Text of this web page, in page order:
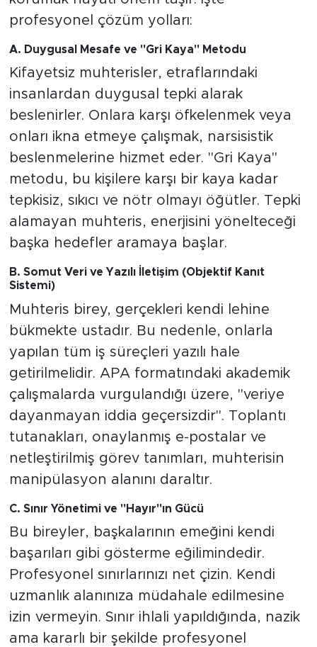
profesyonel çözüm yolları:
A. Duygusal Mesafe ve "Gri Kaya" Metodu
Kifayetsiz muhterisler, etraflarındaki
insanlardan duygusal tepki alarak
beslenirler. Onlara karşı öfkelenmek veya
onları ikna etmeye çalışmak, narsisistik
beslenmelerine hizmet eder. "Gri Kaya"
metodu, bu kişilere karşı bir kaya kadar
tepkisiz, sıkıcı ve nötr olmayı öğütler. Tepki
alamayan muhteris, enerjisini yönelteceği
başka hedefler aramaya başlar.
B. Somut Veri ve Yazılı İletişim (Objektif Kanıt
Sistemi)
Muhteris birey, gerçekleri kendi lehine
bükmekte ustadır. Bu nedenle, onlarla
yapılan tüm iş süreçleri yazılı hale
getirilmelidir. APA formatındaki akademik
çalışmalarda vurgulandığı üzere, "veriye
dayanmayan iddia geçersizdir". Toplantı
tutanakları, onaylanmış e-postalar ve
netleştirilmiş görev tanımları, muhterisin
manipülasyon alanını daraltır.
C. Sınır Yönetimi ve "Hayır"ın Gücü
Bu bireyler, başkalarının emeğini kendi
başarıları gibi gösterme eğilimindedir.
Profesyonel sınırlarınızı net çizin. Kendi
uzmanlık alanınıza müdahale edilmesine
izin vermeyin. Sınır ihlali yapıldığında, nazik
ama kararlı bir şekilde profesyonel